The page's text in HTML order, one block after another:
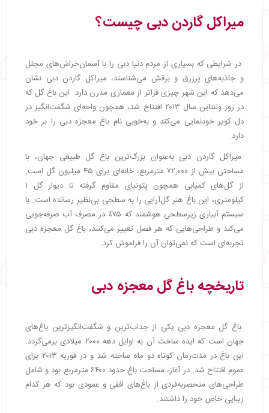
میراکل گاردن دبی چیست؟
در شرایطی که بسیاری از مردم دنیا دبی را با آسمان‌خراش‌های مجلل
و جاذبه‌های پرزرق و برقش می‌شناسند، میراکل گاردن دبی نشان
می‌دهد که این شهر چیزی فراتر از معماری مدرن دارد. این باغ گل که
در روز ولنتاین سال ۲۰۱۳ افتتاح شد، همچون واحه‌ای شگفت‌انگیز در
دل کویر خودنمایی می‌کند و به‌خوبی نام باغ معجزه دبی را بر خود
دارد.
میراکل گاردن دبی به‌عنوان بزرگ‌ترین باغ گل طبیعی جهان، با
مساحتی بیش از ۷۲,۰۰۰ مترمربع، خانه‌ای برای ۴۵ میلیون گل است.
از گل‌های کمیابی همچون پتونیای مقاوم گرفته تا دیوار گل ۱
کیلومتری، این باغ هنر گل‌آرایی را به سطحی بی‌نظیر رسانده است. با
سیستم آبیاری زیرسطحی هوشمند که ۷۵٪ در مصرف آب صرفه‌جویی
می‌کند و طراحی‌هایی که هر فصل تغییر می‌کنند، باغ گل معجزه دبی
تجربه‌ای است که نمی‌توان آن را فراموش کرد.
تاریخچه باغ گل معجزه دبی
باغ گل معجزه دبی یکی از جذاب‌ترین و شگفت‌انگیزترین باغ‌های
جهان است که ایده ساخت آن به اوایل دهه ۲۰۰۰ میلادی برمی‌گردد.
این باغ در مدت‌زمان کوتاه دو ماه ساخته شد و در فوریه ۲۰۱۳ برای
عموم افتتاح شد. در آغاز، مساحت باغ حدود ۶۴۰۰ مترمربع بود و شامل
طراحی‌های منحصربه‌فردی از باغ‌های افقی و عمودی بود که هر کدام
زیبایی خاص خود را داشتند.